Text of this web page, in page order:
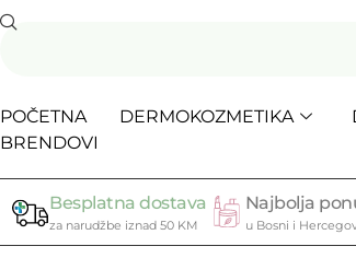
POČETNA DERMOKOZMETIKA
BRENDOVI
Besplatna dostava
za narudžbe iznad 50 KM
Najbolja
u Bosni i